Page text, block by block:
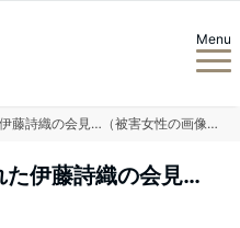
Menu
山口敬之に性的暴行された伊藤詩織の会見…（被害女性の画像あり）
た伊藤詩織の会見…